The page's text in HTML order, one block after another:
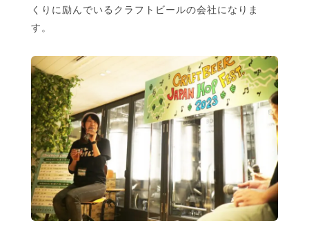
くりに励んでいるクラフトビールの会社になりま
す。